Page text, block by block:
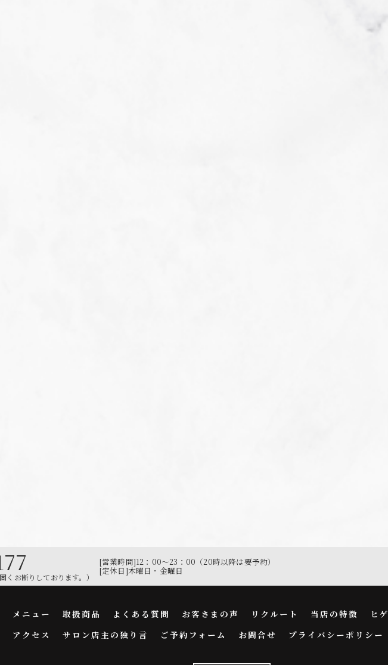
くお断りしております。）
[営業時間]12：00～23：00（20時以降は要予約）
[定休日]木曜日・金曜日
メニュー 取扱商品 よくある質問 お客さまの声 リクルート 当店の特徴 ヒゲ
アクセス
サロン店主の独り言 ご予約フォーム お問合せ プライバシーポリシー